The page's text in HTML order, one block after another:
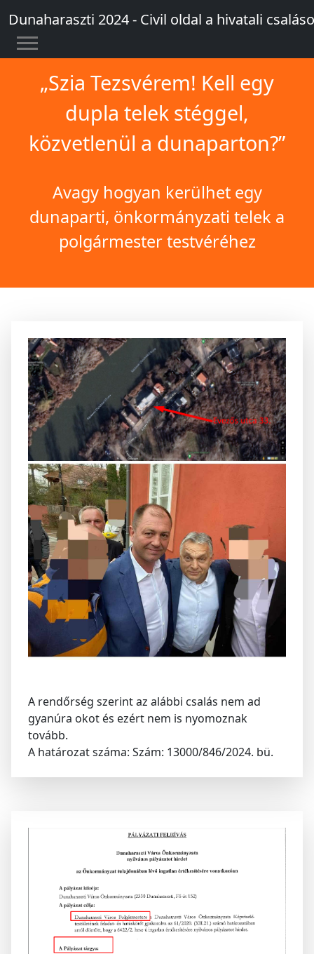
Dunaharaszti 2024 - Civil oldal a hivatali
„Szia Tezsvérem! Kell egy
dupla telek stéggel,
közvetlenül a dunaparton?”
Avagy hogyan kerülhet egy
dunaparti, önkormányzati telek a
polgármester testvéréhez
A rendőrség szerint az alábbi csalás nem ad
gyanúra okot és ezért nem is nyomoznak
tovább.
A határozat száma: Szám: 13000/846/2024. bü.